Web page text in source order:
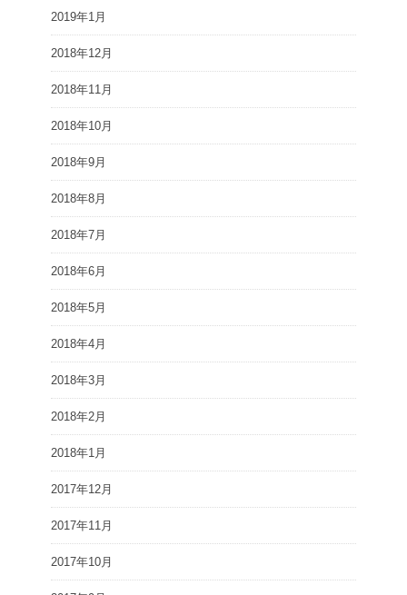
2019年1月
2018年12月
2018年11月
2018年10月
2018年9月
2018年8月
2018年7月
2018年6月
2018年5月
2018年4月
2018年3月
2018年2月
2018年1月
2017年12月
2017年11月
2017年10月